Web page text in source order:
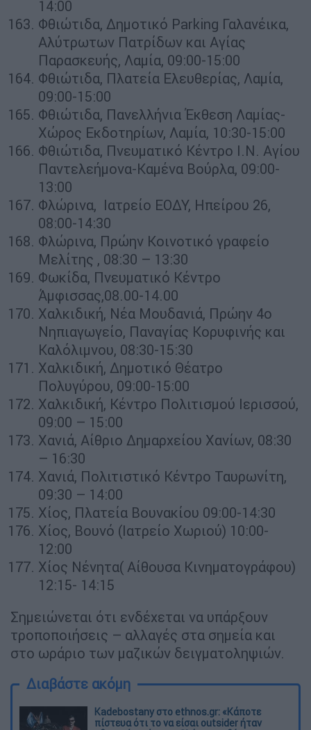
14:00
Φθιώτιδα, Δημοτικό Parking Γαλανέικα,
Αλύτρωτων Πατρίδων και Αγίας
Παρασκευής, Λαμία, 09:00-15:00
Φθιώτιδα, Πλατεία Ελευθερίας, Λαμία,
09:00-15:00
Φθιώτιδα, Πανελλήνια Έκθεση Λαμίας-
Χώρος Εκδοτηρίων, Λαμία, 10:30-15:00
Φθιώτιδα, Πνευματικό Κέντρο Ι.Ν. Αγίου
Παντελεήμονα-Καμένα Βούρλα, 09:00-
13:00
Φλώρινα, Ιατρείο ΕΟΔΥ, Ηπείρου 26,
08:00-14:30
Φλώρινα, Πρώην Κοινοτικό γραφείο
Μελίτης , 08:30 – 13:30
Φωκίδα, Πνευματικό Κέντρο
Άμφισσας,08.00-14.00
Χαλκιδική, Νέα Μουδανιά, Πρώην 4ο
Νηπιαγωγείο, Παναγίας Κορυφινής και
Καλόλιμνου, 08:30-15:30
Χαλκιδική, Δημοτικό Θέατρο
Πολυγύρου, 09:00-15:00
Χαλκιδική, Κέντρο Πολιτισμού Ιερισσού,
09:00 – 15:00
Χανιά, Αίθριο Δημαρχείου Χανίων, 08:30
– 16:30
Χανιά, Πολιτιστικό Κέντρο Ταυρωνίτη,
09:30 – 14:00
Χίος, Πλατεία Βουνακίου 09:00-14:30
Χίος, Βουνό (Ιατρείο Χωριού) 10:00-
12:00
Χίος Νένητα( Αίθουσα Κινηματογράφου)
12:15- 14:15
Σημειώνεται ότι ενδέχεται να υπάρξουν
τροποποιήσεις – αλλαγές στα σημεία και
στο ωράριο των μαζικών δειγματοληψιών.
Διαβάστε ακόμη
Kadebostany στο ethnos.gr: «Κάποτε
πίστευα ότι το να είσαι outsider ήταν